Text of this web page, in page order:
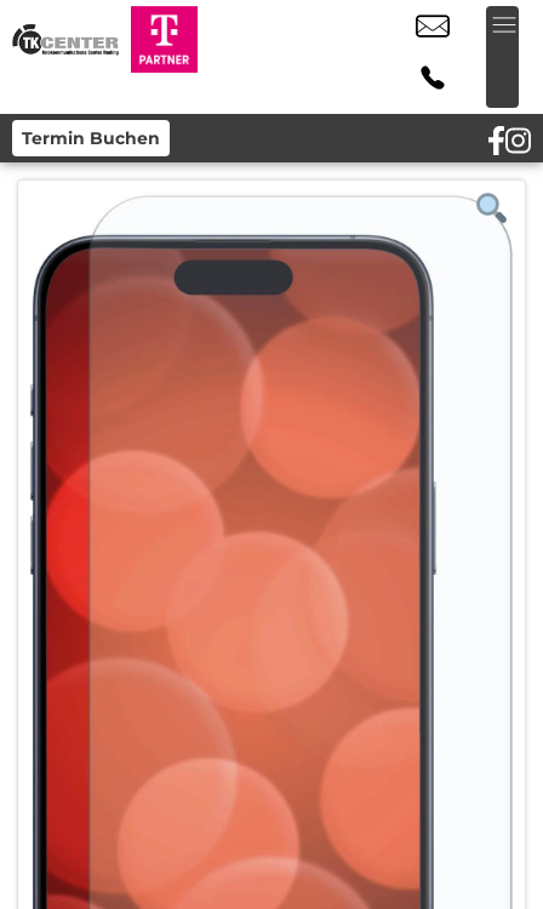
Termin Buchen